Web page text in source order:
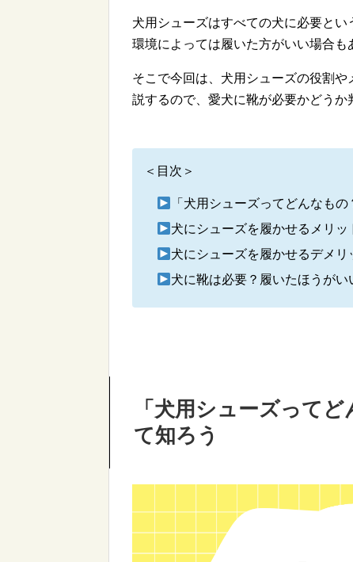
犬用シューズはすべての犬に必要と
環境によっては履いた方がいい場合も
そこで今回は、犬用シューズの役割
説するので、愛犬に靴が必要かどうか
＜目次＞
「犬用シューズってどんなも
犬にシューズを履かせるメリッ
犬にシューズを履かせるデメリ
犬に靴は必要？履いたほうが
「犬用シューズって
て知ろう